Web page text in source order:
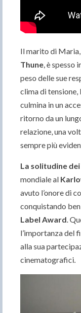
Il marito di Maria,
Thune, è spesso
peso delle sue
clima di
culmina in un
ritorno da un
relazione, una
sempre più
La solitudine
mondiale al
avuto l’onore di
conquistando
Label Award.
l’importanza del
alla sua
cinematografici.